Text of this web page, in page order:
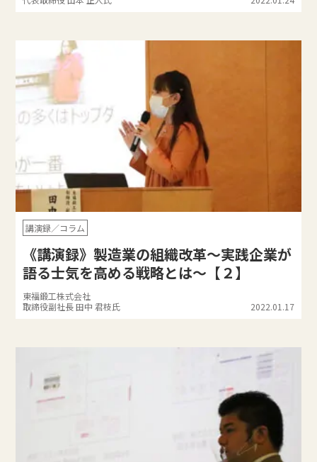
講演録／コラム
《講演録》製造業の組織改革～実践企業が
語る士気を高める戦略とは～【２】
東福鍛工株式会社
取締役副社長 田中 君枝氏
2022.01.17